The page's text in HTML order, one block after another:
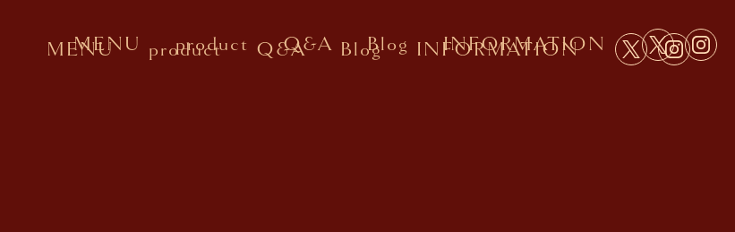
MENU product Q&A Blog INFORMATION
MENU product Q&A Blog INFORMATION